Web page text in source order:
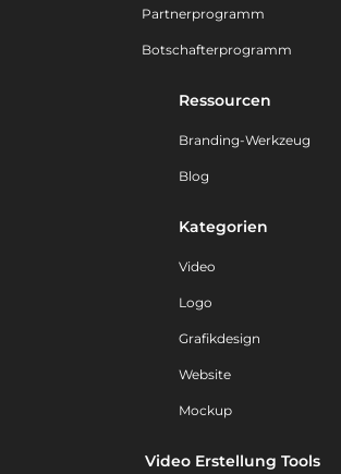
Partnerprogramm
Botschafterprogramm
Ressourcen
Branding-Werkzeug
Blog
Kategorien
Video
Logo
Grafikdesign
Website
Mockup
Video Erstellung Tools